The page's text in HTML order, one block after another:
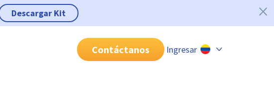
Descargar Kit
Contáctanos Ingresar